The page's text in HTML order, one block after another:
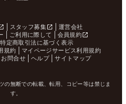
スタッフ募集
運営会社
ご利用に際して
会員規約
特定商取引法に基づく表示
規約
マイページサービス利用規約
お問合せ ヘルプ サイトマップ
の無断での転載、転用、コピー等は禁じま
す。